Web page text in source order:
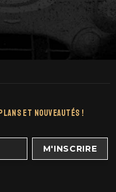
Et Nouveautés !
M'INSCRIRE